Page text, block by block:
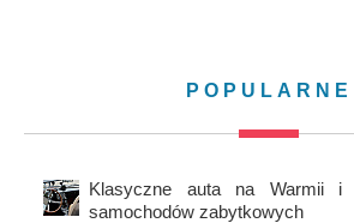
POPULARNE
Klasyczne auta na Warmii i
samochodów zabytkowych